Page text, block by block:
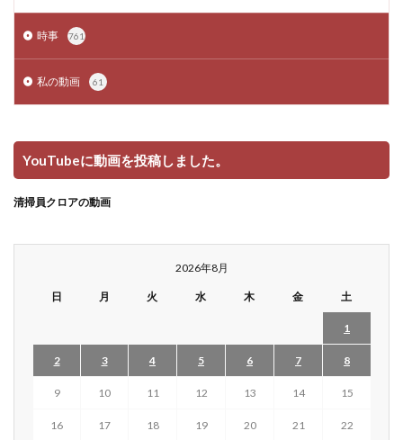
時事 761
私の動画 61
YouTubeに動画を投稿しました。
清掃員クロアの動画
2026年8月
日 月 火 水 木 金 土
1
2 3 4 5 6 7 8
9 10 11 12 13 14 15
16 17 18 19 20 21 22